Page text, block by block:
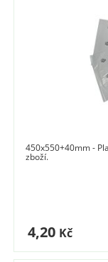
450x550+40mm -
zboží.
4,20 Kč